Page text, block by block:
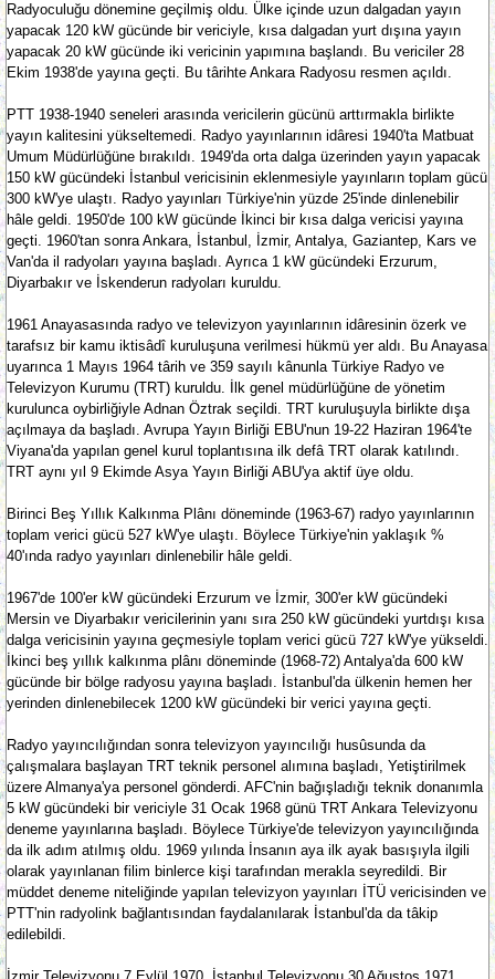
Radyoculuğu dönemine geçilmiş oldu. Ülke içinde uzun dalgadan yayın
yapacak 120 kW gücünde bir vericiyle, kısa dalgadan yurt dışına yayın
yapacak 20 kW gücünde iki vericinin yapımına başlandı. Bu vericiler 28
Ekim 1938'de yayına geçti. Bu târihte Ankara Radyosu resmen açıldı.
PTT 1938-1940 seneleri arasında vericilerin gücünü arttırmakla birlikte
yayın kalitesini yükseltemedi. Radyo yayınlarının idâresi 1940'ta Matbuat
Umum Müdürlüğüne bırakıldı. 1949'da orta dalga üzerinden yayın yapacak
150 kW gücündeki İstanbul vericisinin eklenmesiyle yayınların toplam gücü
300 kW'ye ulaştı. Radyo yayınları Türkiye'nin yüzde 25'inde dinlenebilir
hâle geldi. 1950'de 100 kW gücünde İkinci bir kısa dalga vericisi yayına
geçti. 1960'tan sonra Ankara, İstanbul, İzmir, Antalya, Gaziantep, Kars ve
Van'da il radyoları yayına başladı. Ayrıca 1 kW gücündeki Erzurum,
Diyarbakır ve İskenderun radyoları kuruldu.
1961 Anayasasında radyo ve televizyon yayınlarının idâresinin özerk ve
tarafsız bir kamu iktisâdî kuruluşuna verilmesi hükmü yer aldı. Bu Anayasa
uyarınca 1 Mayıs 1964 târih ve 359 sayılı kânunla Türkiye Radyo ve
Televizyon Kurumu (TRT) kuruldu. İlk genel müdürlüğüne de yönetim
kurulunca oybirliğiyle Adnan Öztrak seçildi. TRT kuruluşuyla birlikte dışa
açılmaya da başladı. Avrupa Yayın Birliği EBU'nun 19-22 Haziran 1964'te
Viyana'da yapılan genel kurul toplantısına ilk defâ TRT olarak katılındı.
TRT aynı yıl 9 Ekimde Asya Yayın Birliği ABU'ya aktif üye oldu.
Birinci Beş Yıllık Kalkınma Plânı döneminde (1963-67) radyo yayınlarının
toplam verici gücü 527 kW'ye ulaştı. Böylece Türkiye'nin yaklaşık %
40'ında radyo yayınları dinlenebilir hâle geldi.
1967'de 100'er kW gücündeki Erzurum ve İzmir, 300'er kW gücündeki
Mersin ve Diyarbakır vericilerinin yanı sıra 250 kW gücündeki yurtdışı kısa
dalga vericisinin yayına geçmesiyle toplam verici gücü 727 kW'ye yükseldi.
İkinci beş yıllık kalkınma plânı döneminde (1968-72) Antalya'da 600 kW
gücünde bir bölge radyosu yayına başladı. İstanbul'da ülkenin hemen her
yerinden dinlenebilecek 1200 kW gücündeki bir verici yayına geçti.
Radyo yayıncılığından sonra televizyon yayıncılığı husûsunda da
çalışmalara başlayan TRT teknik personel alımına başladı, Yetiştirilmek
üzere Almanya'ya personel gönderdi. AFC'nin bağışladığı teknik donanımla
5 kW gücündeki bir vericiyle 31 Ocak 1968 günü TRT Ankara Televizyonu
deneme yayınlarına başladı. Böylece Türkiye'de televizyon yayıncılığında
da ilk adım atılmış oldu. 1969 yılında İnsanın aya ilk ayak basışıyla ilgili
olarak yayınlanan filim binlerce kişi tarafından merakla seyredildi. Bir
müddet deneme niteliğinde yapılan televizyon yayınları İTÜ vericisinden ve
PTT'nin radyolink bağlantısından faydalanılarak İstanbul'da da tâkip
edilebildi.